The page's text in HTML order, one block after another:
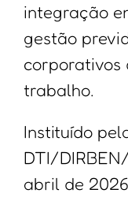
integração
gestão
corporativos
trabalho.
Instituído
DTI/
abril de